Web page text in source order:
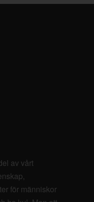
av vårt
för människor